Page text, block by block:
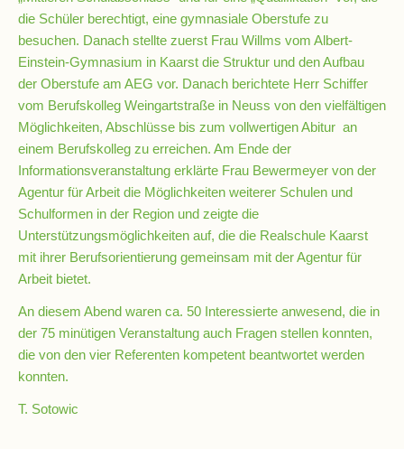
Übermittagsbetreuung
Schülervertretung
(SV)
Förderverein
Konzepte
Raum-
die Schüler berechtigt, eine gymnasiale Oberstufe zu
besuchen. Danach stellte zuerst Frau Willms vom Albert-
Einstein-Gymnasium in Kaarst die Struktur und den Aufbau
der Oberstufe am AEG vor. Danach berichtete Herr Schiffer
vom Berufskolleg Weingartstraße in Neuss von den vielfältigen
Möglichkeiten, Abschlüsse bis zum vollwertigen Abitur an
einem Berufskolleg zu erreichen. Am Ende der
Informationsveranstaltung erklärte Frau Bewermeyer von der
Agentur für Arbeit die Möglichkeiten weiterer Schulen und
Schulformen in der Region und zeigte die
Unterstützungsmöglichkeiten auf, die die Realschule Kaarst
mit ihrer Berufsorientierung gemeinsam mit der Agentur für
Arbeit bietet.
An diesem Abend waren ca. 50 Interessierte anwesend, die in
der 75 minütigen Veranstaltung auch Fragen stellen konnten,
die von den vier Referenten kompetent beantwortet werden
konnten.
T. Sotowic